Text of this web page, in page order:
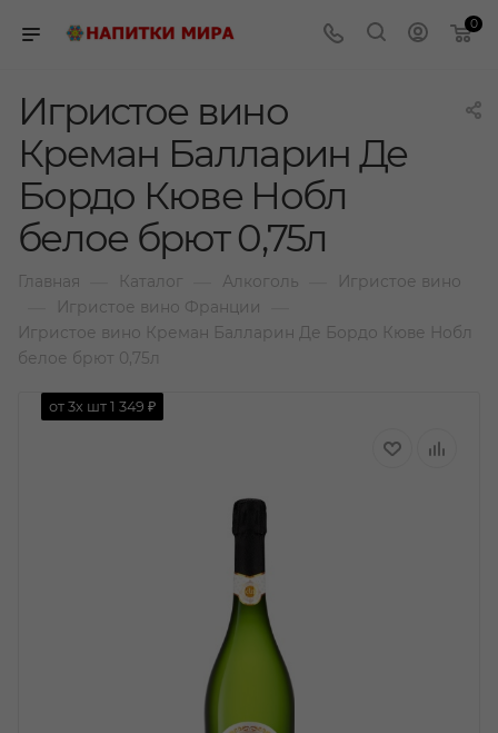
0
Игристое вино
Креман Балларин Де
Бордо Кюве Нобл
белое брют 0,75л
Главная Каталог Алкоголь Игристое вино
Игристое вино Франции
Игристое вино Креман Балларин Де Бордо Кюве Нобл
белое брют 0,75л
от 3х шт 1 349 ₽